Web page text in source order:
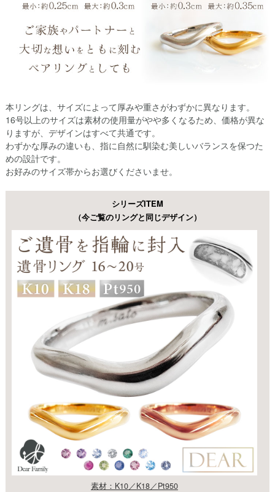
本リングは、サイズによって厚みや重さがわずかに異なります。
16号以上のサイズは素材の使用量がやや多くなるため、価格が異な
りますが、デザインはすべて共通です。
わずかな厚みの違いも、指に自然に馴染む美しいバランスを保つた
めの設計です。
お好みのサイズ帯からお選びくださいませ。
シリーズITEM
（今ご覧のリングと同じデザイン）
素材：K10／K18／Pt950